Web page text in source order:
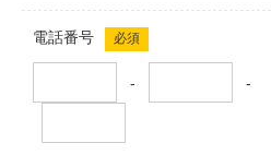
電話番号 必須
- -